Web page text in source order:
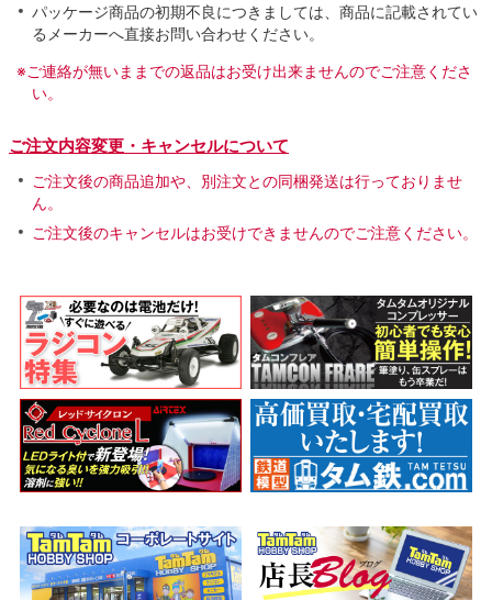
パッケージ商品の初期不良につきましては、商品に記載されてい
るメーカーへ直接お問い合わせください。
※ご連絡が無いままでの返品はお受け出来ませんのでご注意くださ
い。
ご注文内容変更・キャンセルについて
ご注文後の商品追加や、別注文との同梱発送は行っておりませ
ん。
ご注文後のキャンセルはお受けできませんのでご注意ください。